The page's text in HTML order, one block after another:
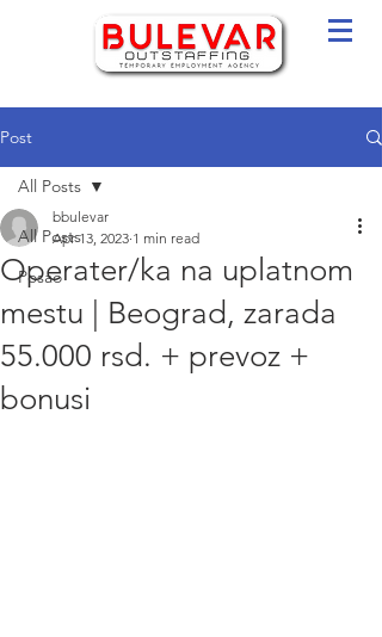
Post
All Posts
Posao
All Posts
Operater/ka na uplatnom
mestu | Beograd, zarada
55.000 rsd. + prevoz +
bonusi
bbulevar
Apr 13, 2023 1 min read